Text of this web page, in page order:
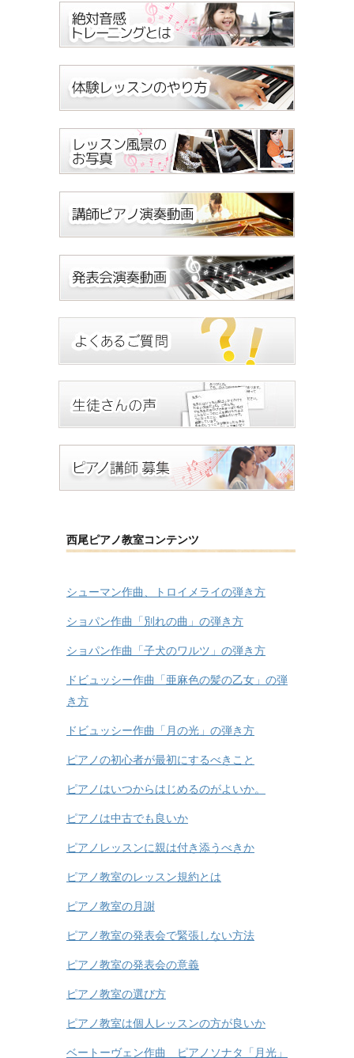
西尾ピアノ教室コンテンツ
シューマン作曲、トロイメライの弾き方
ショパン作曲「別れの曲」の弾き方
ショパン作曲「子犬のワルツ」の弾き方
ドビュッシー作曲「亜麻色の髪の乙女」の弾
き方
ドビュッシー作曲「月の光」の弾き方
ピアノの初心者が最初にするべきこと
ピアノはいつからはじめるのがよいか。
ピアノは中古でも良いか
ピアノレッスンに親は付き添うべきか
ピアノ教室のレッスン規約とは
ピアノ教室の月謝
ピアノ教室の発表会で緊張しない方法
ピアノ教室の発表会の意義
ピアノ教室の選び方
ピアノ教室は個人レッスンの方が良いか
ベートーヴェン作曲 ピアノソナタ「月光」